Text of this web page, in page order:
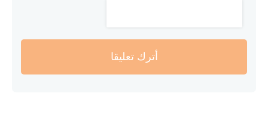
أترك تعليقا